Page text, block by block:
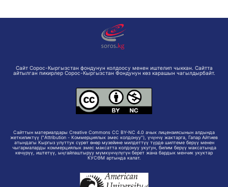
Сайт Сорос-Кыргызстан фондунун колдоосу менен иштелип чыккан. Сайтта
айтылган пикирлер Сорос-Кыргызстан Фондунун көз карашын чагылдырбайт.
Сайттын материалдары Creative Commons CC BY-NC 4.0 ачык лицензиясынын алдында
жеткиликтүү ("Attribution - Коммерциялык эмес колдонуу"), үчүнчү жактарга, Гапар Айтиев
атындагы Кыргыз улуттук сүрөт өнөр музейине милдеттүү түрдө шилтеме берүү менен
чыгармаларды коммерциялык эмес максатта колдонуу укугун, билим берүү максатында
көчүрүү, иштетүү, ыңгайлаштыруу мүмкүнчүлүгүн берет жана бардык менчик укуктар
КУСӨМ артында калат.